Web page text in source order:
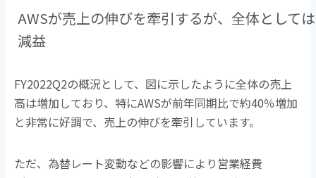
AWSが売上の伸びを牽引するが、全体としては
減益
FY2022Q2の概況として、図に示したように全体の売上
高は増加しており、特にAWSが前年同期比で約40％増加
と非常に好調で、売上の伸びを牽引しています。
ただ、為替レート変動などの影響により営業経費